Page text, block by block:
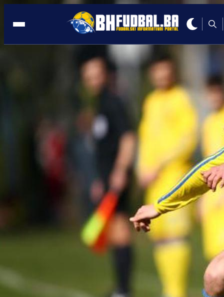
ČAPLJINA JURIŠA KA PRVOJ LIGI:
Danas upisali novi trijumf!
19:39, 19.04.2025